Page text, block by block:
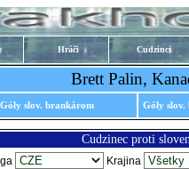
Hráči Cudzinci
Brett Palin,
Góly slov. brankárom Góly slov.
Cudzinec proti
Krajina